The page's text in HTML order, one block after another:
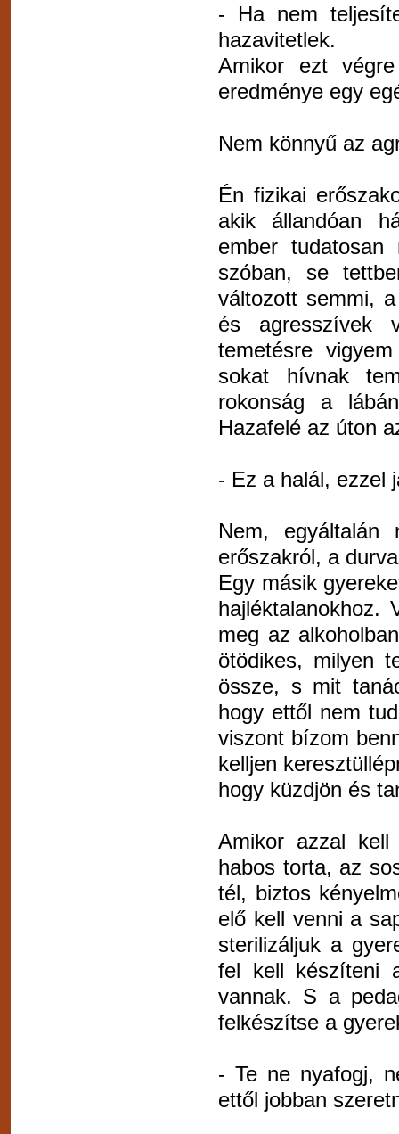
- Ha nem
hazavitetlek.
Amikor ezt
eredménye egy
Nem könnyű az
Én fizikai
akik állandóan
ember
szóban, se
változott semmi,
és agresszívek
temetésre
sokat hívnak
rokonság a
Hazafelé az úton
- Ez a halál, ezzel
Nem, egyáltalán
erőszakról, a
Egy másik
hajléktalanokhoz.
meg az
ötödikes, milyen
össze, s mit
hogy ettől nem
viszont bízom
kelljen
hogy küzdjön és
Amikor azzal
habos torta, az
tél, biztos
elő kell venni a
sterilizáljuk a
fel kell készíteni
vannak. S a
felkészítse a
- Te ne nyafogj,
ettől jobban